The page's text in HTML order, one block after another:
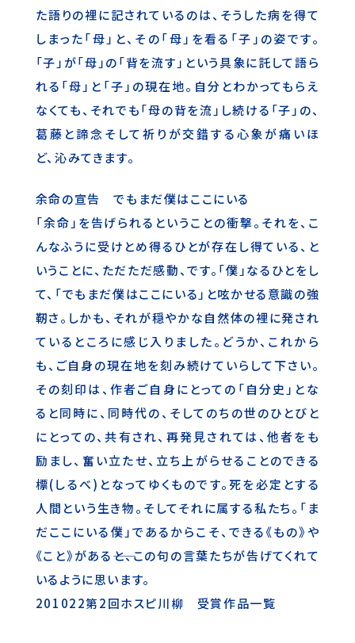
た語りの裡に記されているのは、そうした病を得て
しまった「母」と、その「母」を看る「子」の姿です。
「子」が「母」の「背を流す」という具象に託して語ら
れる「母」と「子」の現在地。自分とわかってもらえ
なくても、それでも「母の背を流」し続ける「子」の、
葛藤と諦念そして祈りが交錯する心象が痛いほ
ど、沁みてきます。
余命の宣告 でもまだ僕はここにいる
「余命」を告げられるということの衝撃。それを、こ
んなふうに受けとめ得るひとが存在し得ている、と
いうことに、ただただ感動、です。「僕」なるひとをし
て、「でもまだ僕はここにいる」と呟かせる意識の強
靭さ。しかも、それが穏やかな自然体の裡に発され
ているところに感じ入りました。どうか、これから
も、ご自身の現在地を刻み続けていらして下さい。
その刻印は、作者ご自身にとっての「自分史」とな
ると同時に、同時代の、そしてのちの世のひとびと
にとっての、共有され、再発見されては、他者をも
励まし、奮い立たせ、立ち上がらせることのできる
標(しるべ)となってゆくものです。死を必定とする
人間という生き物。そしてそれに属する私たち。「ま
だここにいる僕」であるからこそ、できる《もの》や
《こと》がある――と、この句の言葉たちが告げてくれて
いるように思います。
201022第2回ホスピ川柳 受賞作品一覧